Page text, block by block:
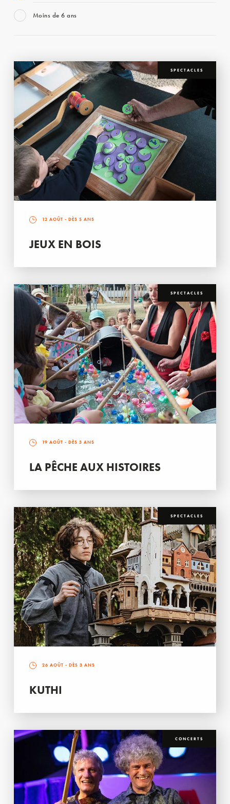
Moins de 6 ans
SPECTACLES
12 AOÛT - DÈS 5 ANS
JEUX EN BOIS
SPECTACLES
19 AOÛT - DÈS 3 ANS
LA PÊCHE AUX HISTOIRES
SPECTACLES
26 AOÛT - DÈS 3 ANS
KUTHI
CONCERTS